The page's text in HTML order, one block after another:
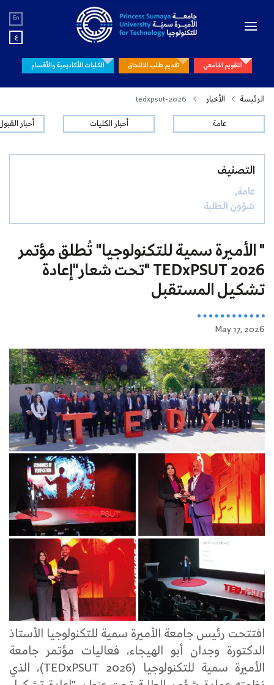
En
ع
التقويم الجامعي تقديم طلب الالتحاق الكليات الأكاديمية والأقسام
الرئيسة الأخبار
عامة أخبار الكليات أخبار
التصنيف
عامة,
شؤون الطلبة
" الأميرة سمية للتكنولوجيا" تُطلق مؤتمر
TEDxPSUT 2026 "تحت شعار"إعادة
تشكيل المستقبل
May 17, 2026
افتتحت رئيس جامعة الأميرة سمية للتكنولوجيا الأستاذ
الدكتورة وجدان أبو الهيجاء، فعاليات مؤتمر جامعة
الأميرة سمية للتكنولوجيا (TEDxPSUT 2026)، الذي